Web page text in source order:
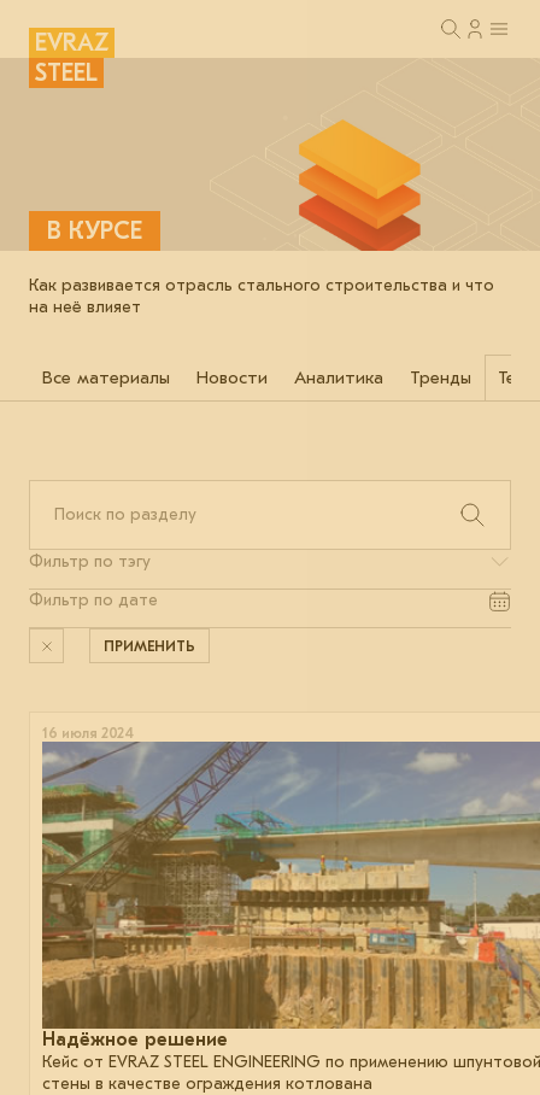
EVRAZ
STEEL
В КУРСЕ
Как развивается отрасль стального строительства и что
на неё влияет
Все материалы Новости Аналитика Тренды
ПРИМЕНИТЬ
16 июля 2024
Надёжное решение
Кейс от EVRAZ STEEL ENGINEERING по применению шпунтовой
стены в качестве ограждения котлована